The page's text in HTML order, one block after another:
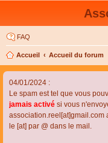
FAQ
Accueil Accueil du forum
04/01/2024 :
Le spam est tel que vous
jamais activé si vous
association.reel[at]gmail.com
le [at] par @ dans le mail.